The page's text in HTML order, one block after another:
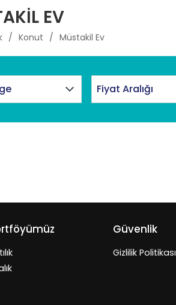
EV
Konut Müstakil Ev
Fiyat Aralığı
Güvenlik
Gizlilik Politikası